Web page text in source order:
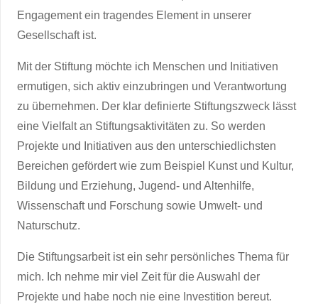
Engagement ein tragendes Element in unserer
Gesellschaft ist.
Mit der Stiftung möchte ich Menschen und Initiativen
ermutigen, sich aktiv einzubringen und Verantwortung
zu übernehmen. Der klar definierte Stiftungszweck lässt
eine Vielfalt an Stiftungsaktivitäten zu. So werden
Projekte und Initiativen aus den unterschiedlichsten
Bereichen gefördert wie zum Beispiel Kunst und Kultur,
Bildung und Erziehung, Jugend- und Altenhilfe,
Wissenschaft und Forschung sowie Umwelt- und
Naturschutz.
Die Stiftungsarbeit ist ein sehr persönliches Thema für
mich. Ich nehme mir viel Zeit für die Auswahl der
Projekte und habe noch nie eine Investition bereut.